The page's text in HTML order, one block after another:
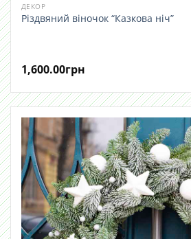
ДЕКОР
Різдвяний віночок “Казкова ніч”
1,600.00грн